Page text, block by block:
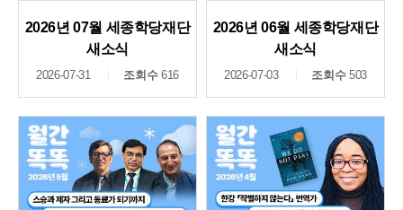
2026년 07월 세종학당재단
새소식
2026-07-31 조회수616
2026년 06월 세종학당재단
새소식
2026-07-03 조회수503